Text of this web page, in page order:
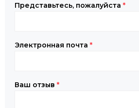
Представьтесь, пожалуйста *
Электронная почта *
Ваш отзыв *